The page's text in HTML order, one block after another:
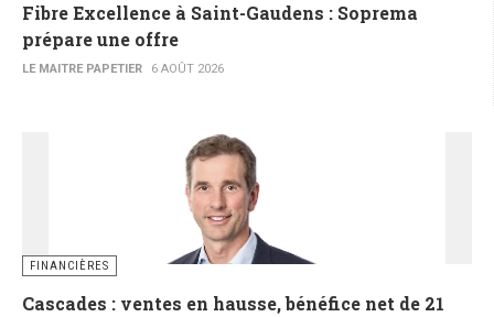
Fibre Excellence à Saint-Gaudens : Soprema
prépare une offre
LE MAITRE PAPETIER 6 AOÛT 2026
FINANCIÈRES
Cascades : ventes en hausse, bénéfice net de 21